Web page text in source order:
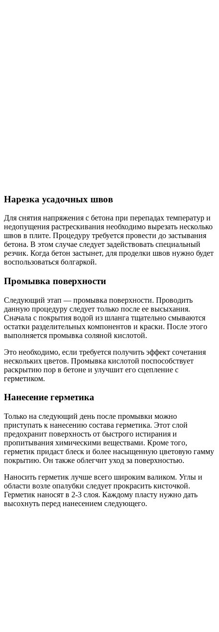
Нарезка усадочных швов
Для снятия напряжения с бетона при перепадах температур и
недопущения растрескивания необходимо вырезать несколько
швов в плите. Процедуру требуется провести до застывания
бетона. В этом случае следует задействовать специальный
резчик. Когда бетон застынет, для проделки швов нужно будет
воспользоваться болгаркой.
Промывка поверхности
Следующий этап — промывка поверхности. Проводить
данную процедуру следует только после ее высыхания.
Сначала с покрытия водой из шланга тщательно смываются
остатки разделительных компонентов и краски. После этого
выполняется промывка соляной кислотой.
Это необходимо, если требуется получить эффект сочетания
нескольких цветов. Промывка кислотой поспособствует
раскрытию пор в бетоне и улучшит его сцепление с
герметиком.
Нанесение герметика
Только на следующий день после промывки можно
приступать к нанесению состава герметика. Этот слой
предохранит поверхность от быстрого истирания и
пропитывания химическими веществами. Кроме того,
герметик придаст блеск и более насыщенную цветовую гамму
покрытию. Он также облегчит уход за поверхностью.
Наносить герметик лучше всего широким валиком. Углы и
области возле опалубки следует прокрасить кисточкой.
Герметик наносят в 2-3 слоя. Каждому пласту нужно дать
высохнуть перед нанесением следующего.